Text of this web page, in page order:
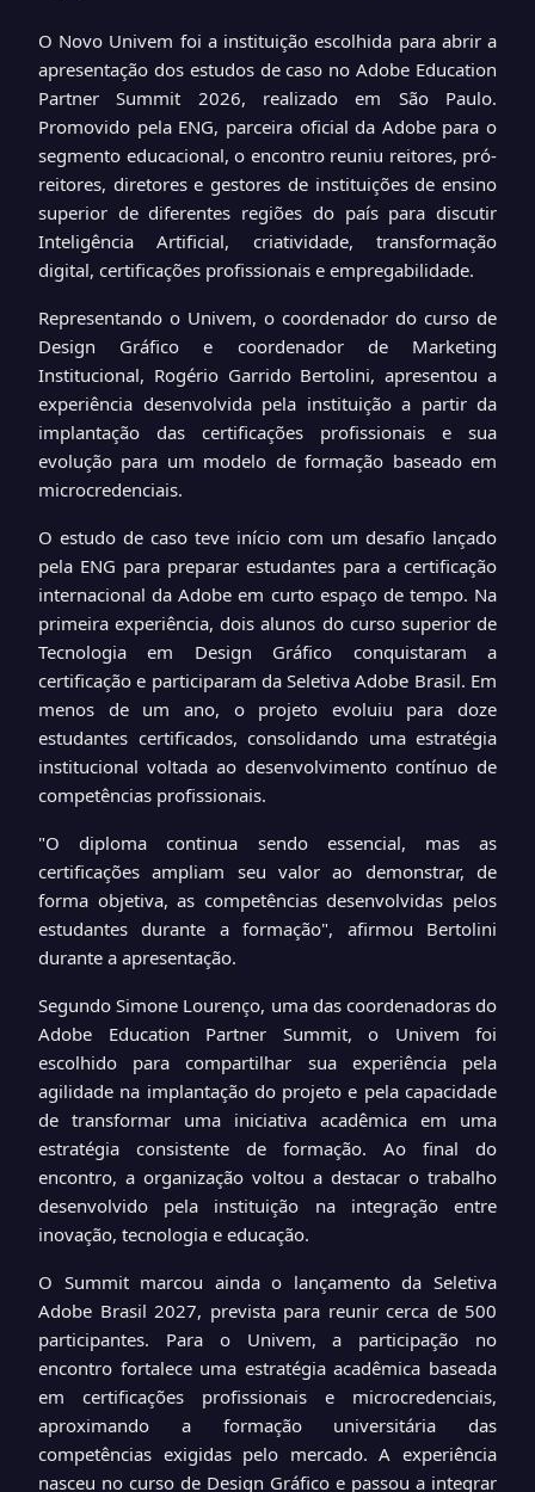
O Novo Univem foi a instituição escolhida para abrir a
apresentação dos estudos de caso no Adobe Education
Partner Summit 2026, realizado em São Paulo.
Promovido pela ENG, parceira oficial da Adobe para o
segmento educacional, o encontro reuniu reitores, pró-
reitores, diretores e gestores de instituições de ensino
superior de diferentes regiões do país para discutir
Inteligência Artificial, criatividade, transformação
digital, certificações profissionais e empregabilidade.
Representando o Univem, o coordenador do curso de
Design Gráfico e coordenador de Marketing
Institucional, Rogério Garrido Bertolini, apresentou a
experiência desenvolvida pela instituição a partir da
implantação das certificações profissionais e sua
evolução para um modelo de formação baseado em
microcredenciais.
O estudo de caso teve início com um desafio lançado
pela ENG para preparar estudantes para a certificação
internacional da Adobe em curto espaço de tempo. Na
primeira experiência, dois alunos do curso superior de
Tecnologia em Design Gráfico conquistaram a
certificação e participaram da Seletiva Adobe Brasil. Em
menos de um ano, o projeto evoluiu para doze
estudantes certificados, consolidando uma estratégia
institucional voltada ao desenvolvimento contínuo de
competências profissionais.
"O diploma continua sendo essencial, mas as
certificações ampliam seu valor ao demonstrar, de
forma objetiva, as competências desenvolvidas pelos
estudantes durante a formação", afirmou Bertolini
durante a apresentação.
Segundo Simone Lourenço, uma das coordenadoras do
Adobe Education Partner Summit, o Univem foi
escolhido para compartilhar sua experiência pela
agilidade na implantação do projeto e pela capacidade
de transformar uma iniciativa acadêmica em uma
estratégia consistente de formação. Ao final do
encontro, a organização voltou a destacar o trabalho
desenvolvido pela instituição na integração entre
inovação, tecnologia e educação.
O Summit marcou ainda o lançamento da Seletiva
Adobe Brasil 2027, prevista para reunir cerca de 500
participantes. Para o Univem, a participação no
encontro fortalece uma estratégia acadêmica baseada
em certificações profissionais e microcredenciais,
aproximando a formação universitária das
competências exigidas pelo mercado. A experiência
nasceu no curso de Design Gráfico e passou a integrar